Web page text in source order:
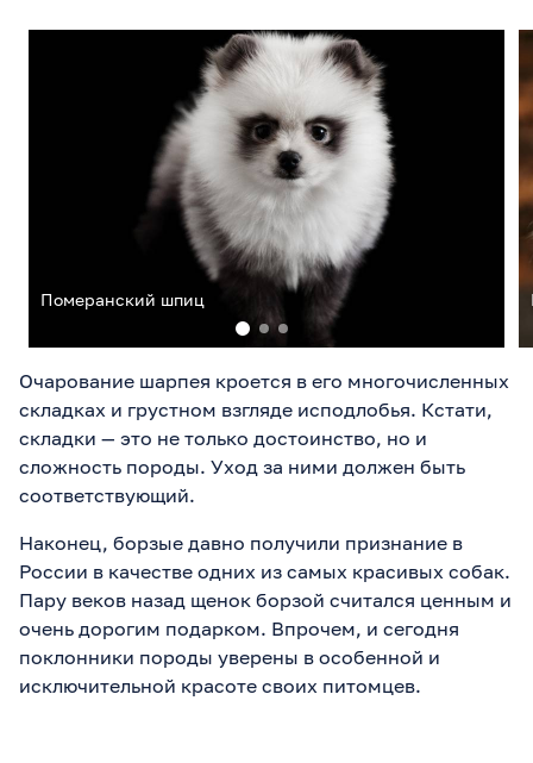
Померанский шпиц
Очарование шарпея кроется в его многочисленных
складках и грустном взгляде исподлобья. Кстати,
складки — это не только достоинство, но и
сложность породы. Уход за ними должен быть
соответствующий.
Наконец, борзые давно получили признание в
России в качестве одних из самых красивых собак.
Пару веков назад щенок борзой считался ценным и
очень дорогим подарком. Впрочем, и сегодня
поклонники породы уверены в особенной и
исключительной красоте своих питомцев.